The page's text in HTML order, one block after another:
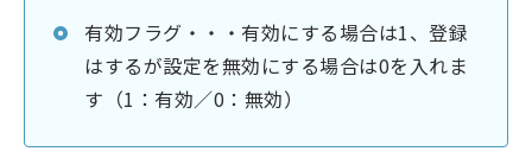
有効フラグ・・・有効にする場合は1、登録
はするが設定を無効にする場合は0を入れま
す（1：有効／0：無効）